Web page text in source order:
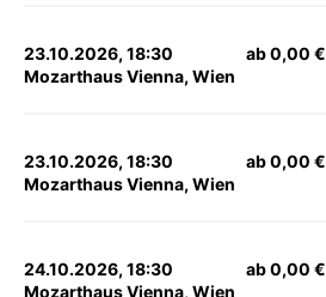
23.10.2026, 18:30
Mozarthaus Vienna, Wien
ab 0,00 €
23.10.2026, 18:30
Mozarthaus Vienna, Wien
ab 0,00 €
24.10.2026, 18:30
Mozarthaus Vienna, Wien
ab 0,00 €